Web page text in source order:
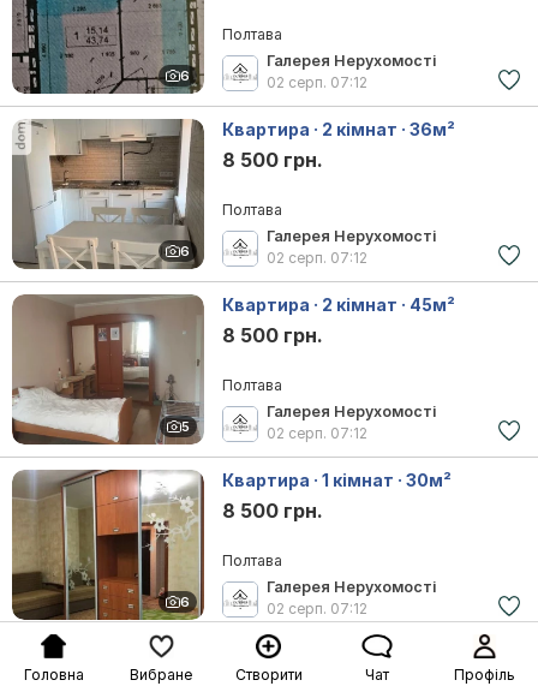
6
Полтава
Галерея Нерухомості
02 серп. 07:12
6
Квартира · 2 кімнат · 36м²
8 500 грн.
Полтава
Галерея Нерухомості
02 серп. 07:12
5
Квартира · 2 кімнат · 45м²
8 500 грн.
Полтава
Галерея Нерухомості
02 серп. 07:12
6
Квартира · 1 кімнат · 30м²
8 500 грн.
Полтава
Галерея Нерухомості
02 серп. 07:12
Квартира · 1 кімнат · 38м²
9 000 грн.
Головна Вибране Створити Чат Профіль